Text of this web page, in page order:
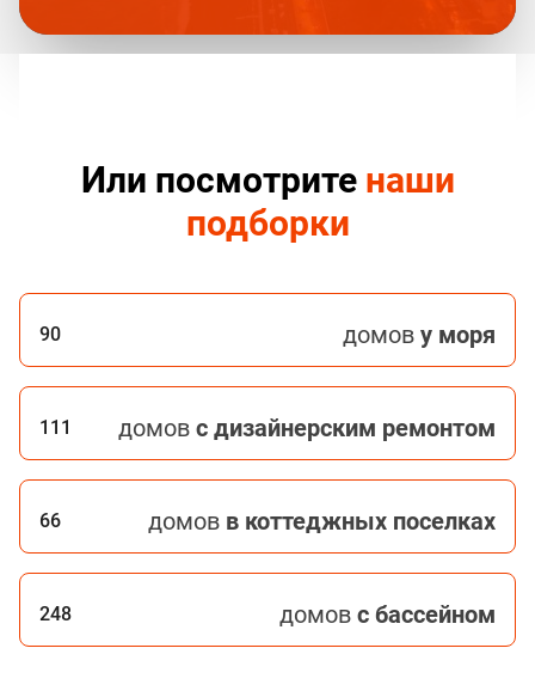
Или посмотрите наши
подборки
90 домов у моря
111 домов с дизайнерским ремонтом
66 домов в коттеджных поселках
248 домов с бассейном